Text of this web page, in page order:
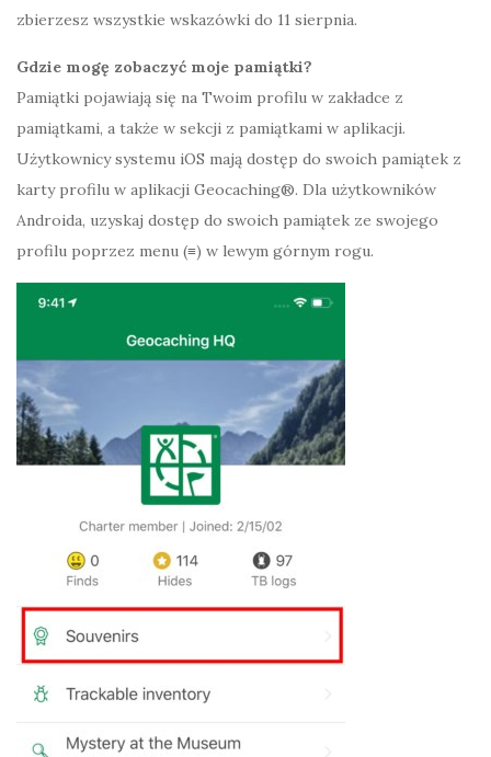
zbierzesz wszystkie wskazówki do 11 sierpnia.
Gdzie mogę zobaczyć moje pamiątki?
Pamiątki pojawiają się na Twoim profilu w zakładce z
pamiątkami, a także w sekcji z pamiątkami w aplikacji.
Użytkownicy systemu iOS mają dostęp do swoich pamiątek z
karty profilu w aplikacji Geocaching®. Dla użytkowników
Androida, uzyskaj dostęp do swoich pamiątek ze swojego
profilu poprzez menu (≡) w lewym górnym rogu.